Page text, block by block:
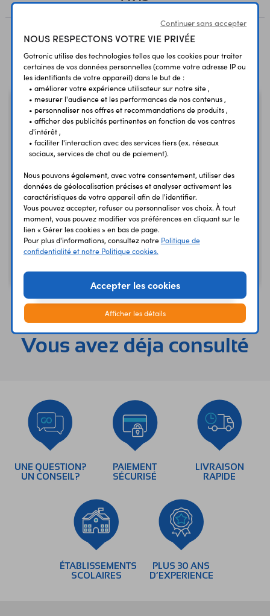
Produits liés à cet article
Carte QT Py SAMD21
ADA4600
9,50 €
7,92 € HT Code : 37241
Arduino Nano A000005
25,50 €
21,25 € HT Code : 25952
Vous avez déja consulté
UNE QUESTION?
UN CONSEIL?
PAIEMENT
SÉCURISÉ
LIVRAISON
RAPIDE
ÉTABLISSEMENTS
SCOLAIRES
PLUS 30 ANS
D’EXPERIENCE
Continuer sans accepter
NOUS RESPECTONS VOTRE VIE PRIVÉE
Gotronic utilise des technologies telles que les cookies pour traiter
certaines de vos données personnelles (comme votre adresse IP ou
les identifiants de votre appareil) dans le but de :
• améliorer votre expérience utilisateur sur notre site ,
• mesurer l'audience et les performances de nos contenus ,
• personnaliser nos offres et recommandations de produits ,
• afficher des publicités pertinentes en fonction de vos centres
d'intérêt ,
• faciliter l'interaction avec des services tiers (ex. réseaux
sociaux, services de chat ou de paiement).
Nous pouvons également, avec votre consentement, utiliser des
données de géolocalisation précises et analyser activement les
caractéristiques de votre appareil afin de l'identifier.
Vous pouvez accepter, refuser ou personnaliser vos choix. À tout
moment, vous pouvez modifier vos préférences en cliquant sur le
lien « Gérer les cookies » en bas de page.
Pour plus d'informations, consultez notre Politique de
confidentialité et notre Politique cookies.
Accepter les cookies
Afficher les détails